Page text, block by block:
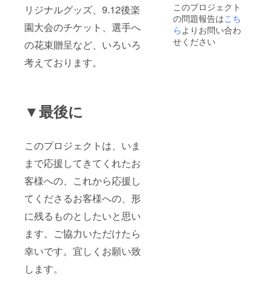
リジナルグッズ、9.12後楽
園大会のチケット、選手へ
の花束贈呈など、いろいろ
考えております。
▼最後に
このプロジェクトは、いま
まで応援してきてくれたお
客様への、これから応援し
てくださるお客様への、形
に残るものとしたいと思い
ます。ご協力いただけたら
幸いです。宜しくお願い致
します。
このプロジェクト
の問題報告はこち
らよりお問い合わ
せください